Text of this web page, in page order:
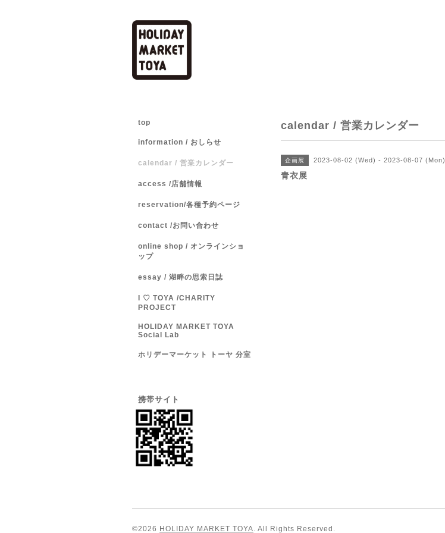
calendar / 営業カレンダー
企画展 2023-08-02 (Wed) - 2023-08-07 (Mon)
青衣展
top
information / おしらせ
calendar / 営業カレンダー
access /店舗情報
reservation/各種予約ページ
contact /お問い合わせ
online shop / オンラインショ
ップ
essay / 湖畔の思索日誌
I ♡ TOYA /CHARITY
PROJECT
HOLIDAY MARKET TOYA
Social Lab
ホリデーマーケット トーヤ 分室
携帯サイト
©2026 HOLIDAY MARKET TOYA. All Rights Reserved.